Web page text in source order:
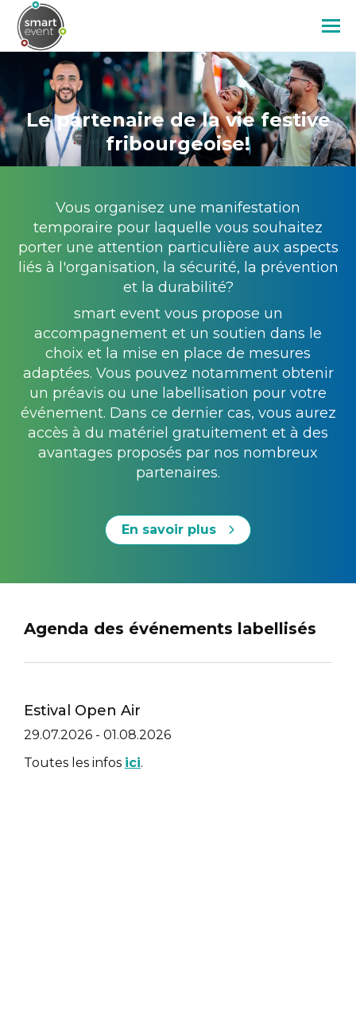
Aller
contenu
principal
Le partenaire de la vie festive
fribourgeoise!
Vous organisez une manifestation
temporaire pour laquelle vous souhaitez
porter une attention particulière aux aspects
liés à l'organisation, la sécurité, la prévention
et la durabilité?
smart event vous propose un
accompagnement et un soutien dans le
choix et la mise en place de mesures
adaptées. Vous pouvez notamment obtenir
un préavis ou une labellisation pour votre
événement. Dans ce dernier cas, vous aurez
accès à du matériel gratuitement et à des
avantages proposés par nos nombreux
partenaires.
En savoir plus
Agenda des événements labellisés
Estival Open Air
29.07.2026 - 01.08.2026
Toutes les infos ici.